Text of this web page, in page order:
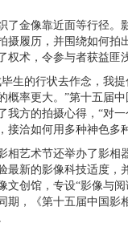
了金像靠近面等行径。
摄履历，并围绕如何拍
权术，令参与者获益匪
生的行状去作念，我
概率更大。”第十五届
我方的拍摄心得，“对
接洽如何用多种神色多
相艺术节还举办了影相
最新的影像科技适度，
文创馆，专设“影像与
期，《第十五届中国影